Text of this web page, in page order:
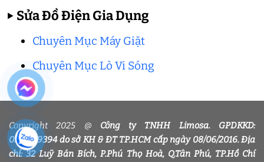
▶ Sửa Đồ Điện Gia Dụng
Chuyên Mục Máy Giặt
Chuyên Mục Lò Vi Sóng
Copyright 2025 @ Công ty TNHH Limosa. GPDKKD:
0318339394 do sở KH & ĐT TP.HCM cấp ngày 08/06/2016. Địa
chỉ: 32 Luỹ Bán Bích, P.Phú Thọ Hoà, Q.Tân Phú, TP.Hồ Chí